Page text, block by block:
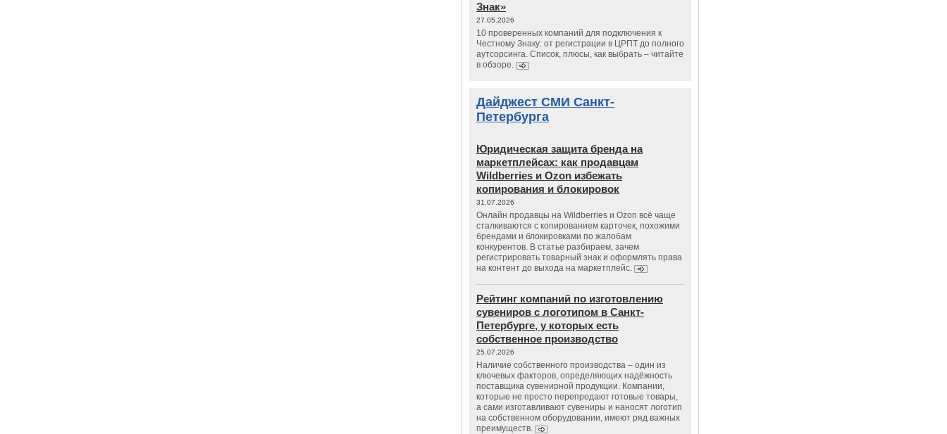
Знак»
27.05.2026
10 проверенных компаний для подключения к
Честному Знаку: от регистрации в ЦРПТ до полного
аутсорсинга. Список, плюсы, как выбрать – читайте
в обзоре.
Дайджест СМИ Санкт-
Петербурга
Юридическая защита бренда на
маркетплейсах: как продавцам
Wildberries и Ozon избежать
копирования и блокировок
31.07.2026
Онлайн продавцы на Wildberries и Ozon всё чаще
сталкиваются с копированием карточек, похожими
брендами и блокировками по жалобам
конкурентов. В статье разбираем, зачем
регистрировать товарный знак и оформлять права
на контент до выхода на маркетплейс.
Рейтинг компаний по изготовлению
сувениров с логотипом в Санкт-
Петербурге, у которых есть
собственное производство
25.07.2026
Наличие собственного производства – один из
ключевых факторов, определяющих надёжность
поставщика сувенирной продукции. Компании,
которые не просто перепродают готовые товары,
а сами изготавливают сувениры и наносят логотип
на собственном оборудовании, имеют ряд важных
преимуществ.